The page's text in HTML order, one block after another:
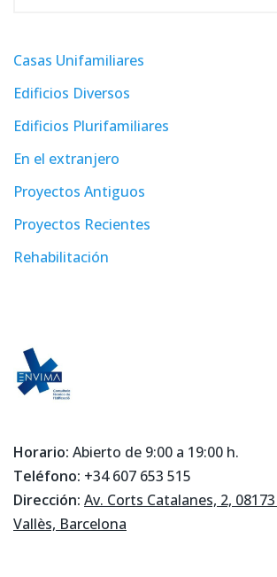
Casas Unifamiliares
Edificios Diversos
Edificios Plurifamiliares
En el extranjero
Proyectos Antiguos
Proyectos Recientes
Rehabilitación
Horario: Abierto de 9:00 a 19:00 h.
Teléfono: +34 607 653 515
Dirección: Av. Corts Catalanes, 2,
Vallès, Barcelona